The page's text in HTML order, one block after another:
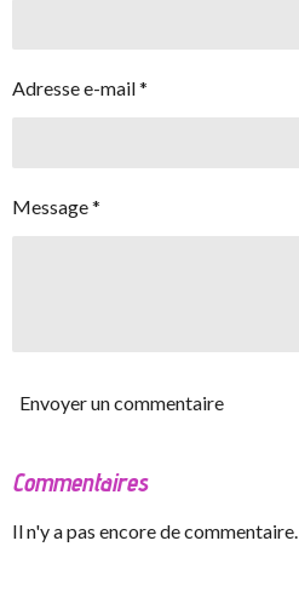
Adresse e-mail *
Message *
Envoyer un commentaire
Commentaires
Il n'y a pas encore de commentaire.